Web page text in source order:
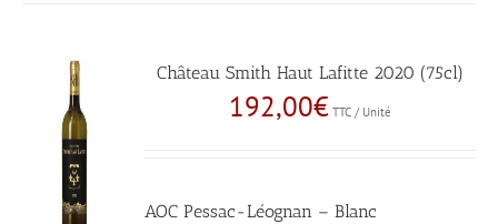
Château Smith Haut Lafitte 2020 (75cl)
192,00€ TTC / Unité
AOC Pessac-Léognan – Blanc